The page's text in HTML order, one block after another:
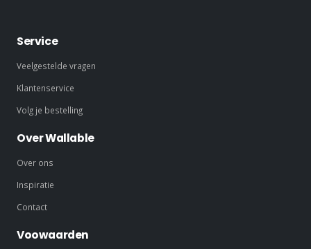
Service
Veelgestelde vragen
Klantenservice
Volg je bestelling
Over Wallable
Over ons
Inspiratie
Contact
Voowaarden